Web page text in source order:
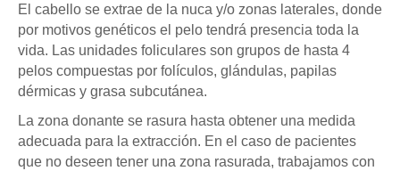
El cabello se extrae de la nuca y/o zonas laterales, donde
por motivos genéticos el pelo tendrá presencia toda la
vida. Las unidades foliculares son grupos de hasta 4
pelos compuestas por folículos, glándulas, papilas
dérmicas y grasa subcutánea.
La zona donante se rasura hasta obtener una medida
adecuada para la extracción. En el caso de pacientes
que no deseen tener una zona rasurada, trabajamos con